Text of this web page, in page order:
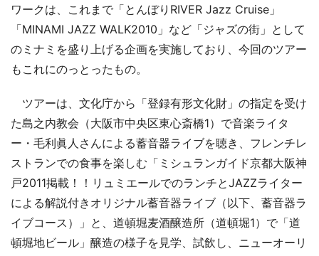
ワークは、これまで「とんぼりRIVER Jazz Cruise」
「MINAMI JAZZ WALK2010」など「ジャズの街」として
のミナミを盛り上げる企画を実施しており、今回のツアー
もこれにのっとったもの。
ツアーは、文化庁から「登録有形文化財」の指定を受け
た島之内教会（大阪市中央区東心斎橋1）で音楽ライタ
ー・毛利眞人さんによる蓄音器ライブを聴き、フレンチレ
ストランでの食事を楽しむ「ミシュランガイド京都大阪神
戸2011掲載！！リュミエールでのランチとJAZZライター
による解説付きオリジナル蓄音器ライブ（以下、蓄音器ラ
イブコース）」と、道頓堀麦酒醸造所（道頓堀1）で「道
頓堀地ビール」醸造の様子を見学、試飲し、ニューオーリ